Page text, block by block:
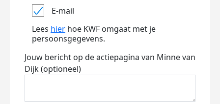
E-mail
Lees hier hoe KWF omgaat met je
persoonsgegevens.
Jouw bericht op de actiepagina van Minne van
Dijk (optioneel)